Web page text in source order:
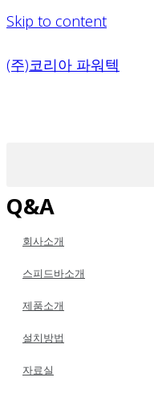
Skip to content
(주)코리아 파워텍
Q&A
회사소개
스피드바소개
제품소개
설치방법
자료실